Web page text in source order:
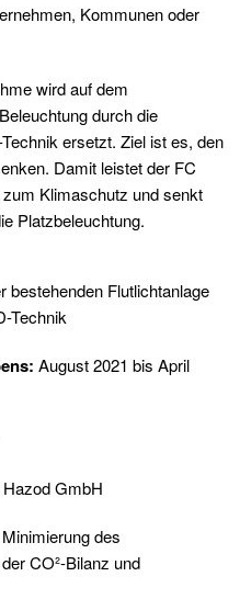
Kommunen oder
wird auf dem
durch die
ersetzt. Ziel ist es, den
Damit leistet der FC
Klimaschutz und senkt
Platzbeleuchtung.
bestehenden Flutlichtanlage
Technik
August 2021 bis April
GmbH
Minimierung des
CO²-Bilanz und